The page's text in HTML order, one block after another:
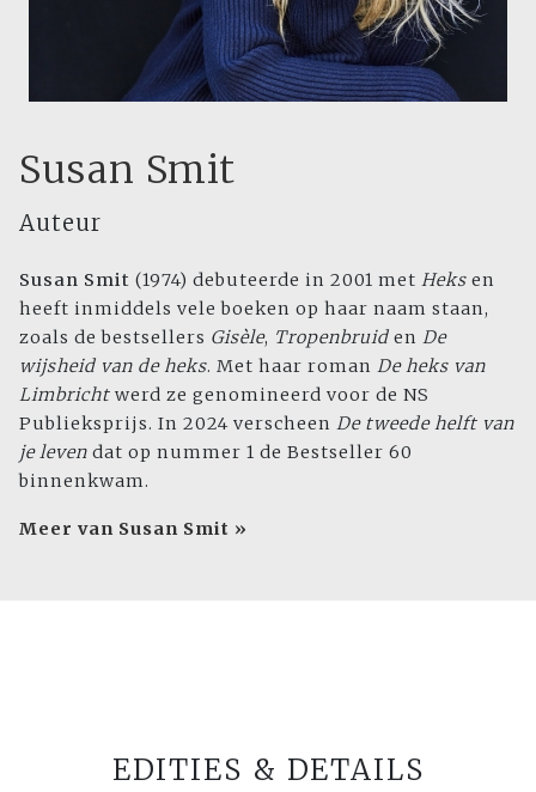
Susan Smit
Auteur
Susan Smit (1974) debuteerde in 2001 met Heks en
heeft inmiddels vele boeken op haar naam staan,
zoals de bestsellers Gisèle, Tropenbruid en De
wijsheid van de heks. Met haar roman De heks van
Limbricht werd ze genomineerd voor de NS
Publieksprijs. In 2024 verscheen De tweede helft van
je leven dat op nummer 1 de Bestseller 60
binnenkwam.
Meer van Susan Smit »
EDITIES & DETAILS